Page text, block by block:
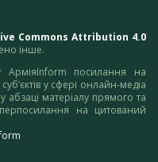
Commons Attribution 4.0
інше.
АрміяInform посилання на
у сфері онлайн-медіа
матеріалу прямого та
на цитований